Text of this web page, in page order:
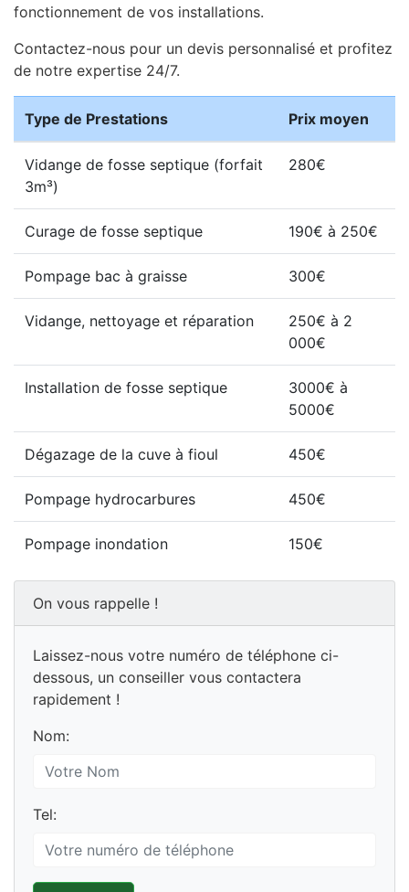
fonctionnement de vos installations.
Contactez-nous pour un devis personnalisé et profitez
de notre expertise 24/7.
Type de Prestations Prix moyen
Vidange de fosse septique (forfait
3m³)
280€
Curage de fosse septique 190€ à 250€
Pompage bac à graisse 300€
Vidange, nettoyage et réparation
250€ à 2
000€
Installation de fosse septique
3000€ à
5000€
Dégazage de la cuve à fioul 450€
Pompage hydrocarbures 450€
Pompage inondation 150€
On vous rappelle !
Laissez-nous votre numéro de téléphone ci-
dessous, un conseiller vous contactera
rapidement !
Nom:
Tel: